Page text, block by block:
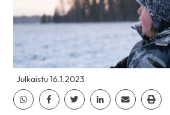
Julkaistu 16.1.2023
Jaa Whatsapp
Jaa Facebook
Jaa TwitterJaa Linkedin
Jaa EmailJaa Print